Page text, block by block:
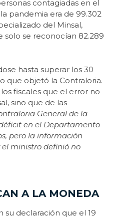
contagiadas en el
pandemia era de 99.302
del Minsal,
se reconocían 82.289
hasta superar los 30
que objetó la Contraloria.
fiscales que el error no
sino que de las
General de la
en el Departamento
pero la información
ministro definió no
A LA MONEDA
su declaración que el 19